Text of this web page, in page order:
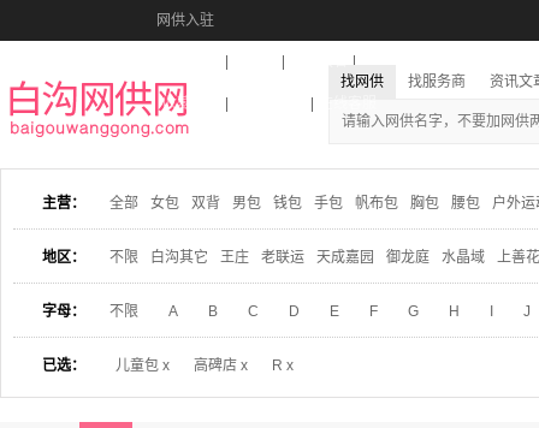
网供入驻
收藏本站
找网供 找服务商 资讯文
主营： 全部 女包 双背 男包 钱包 手包 帆布包 胸包 腰包 户外运
地区： 不限 白沟其它 王庄 老联运 天成嘉园 御龙庭 水晶域 上善
字母： 不限 A B C D E F G H J
已选： 儿童包 x 高碑店 x R x